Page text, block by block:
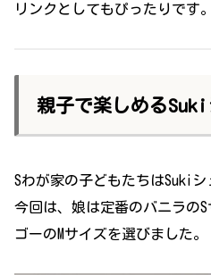
リンクとしてもぴったりです。
親子で楽しめるSuki
Sわが家の子どもたちはSukiシ
今回は、娘は定番のバニラの
ゴーのMサイズを選びました。